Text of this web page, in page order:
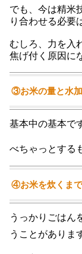
でも、今は精米
り合わせる必要
むしろ、力を入
焦げ付く原因に
③お米の量と水
基本中の基本で
べちゃっとする
④お米を炊くま
うっかりごはん
うことがありま